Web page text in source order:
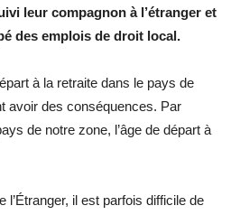
leur compagnon à l’étranger et
des emplois de droit local.
à la retraite dans le pays de
avoir des conséquences. Par
de notre zone, l’âge de départ à
l’Étranger, il est parfois difficile de